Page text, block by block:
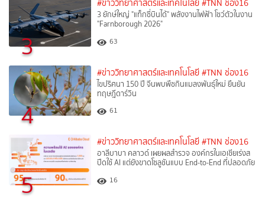
3
#ข่าววิทยาศาสตร์และเทคโนโลยี #TNN ช่อง16
3 ยักษ์ใหญ่ "แท็กซี่บินได้" พลังงานไฟฟ้า โชว์ตัวในงาน
"Farnborough 2026"
63
4
#ข่าววิทยาศาสตร์และเทคโนโลยี #TNN ช่อง16
ไขปริศนา 150 ปี จีนพบพืชกินแมลงพันธุ์ใหม่ ยืนยัน
ทฤษฎีดาร์วิน
61
5
#ข่าววิทยาศาสตร์และเทคโนโลยี #TNN ช่อง16
อาลีบาบา คลาวด์ เผยผลสำรวจ องค์กรในเอเชียเร่งส
ปีดใช้ AI แต่ยังขาดโซลูชันแบบ End-to-End ที่ปลอดภัย
16